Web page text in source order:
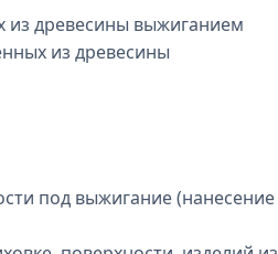
из древесины выжиганием
из древесины
под выжигание (нанесение